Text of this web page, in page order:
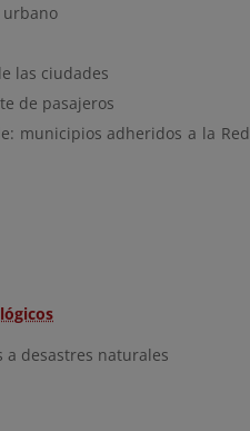
urbano
las ciudades
de pasajeros
municipios adheridos a la Red
a desastres naturales